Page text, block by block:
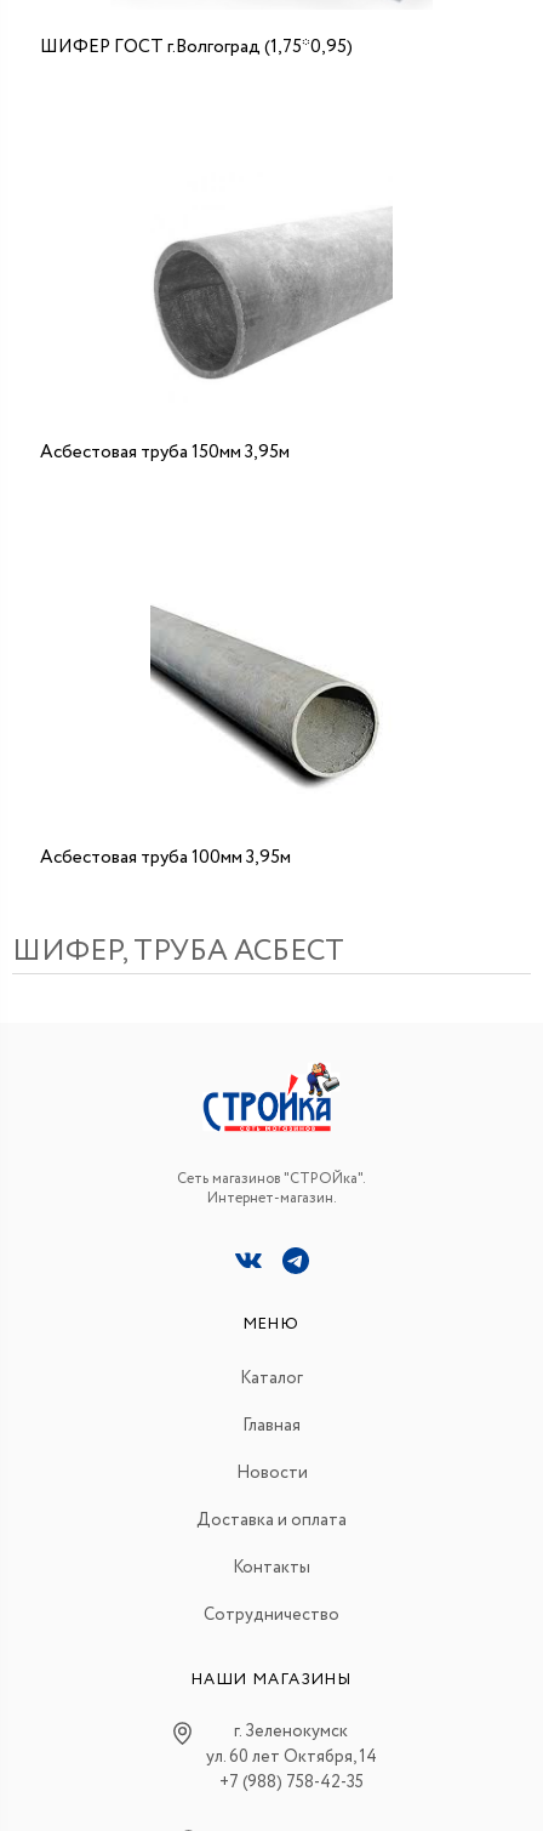
ШИФЕР ГОСТ г.Волгоград (1,75*0,95)
Асбестовая труба 150мм 3,95м
Асбестовая труба 100мм 3,95м
ШИФЕР, ТРУБА АСБЕСТ
Сеть магазинов "СТРОЙка".
Интернет-магазин.
МЕНЮ
Каталог
Главная
Новости
Доставка и оплата
Контакты
Сотрудничество
НАШИ МАГАЗИНЫ
г. Зеленокумск
ул. 60 лет Октября, 14
+7 (988) 758-42-35